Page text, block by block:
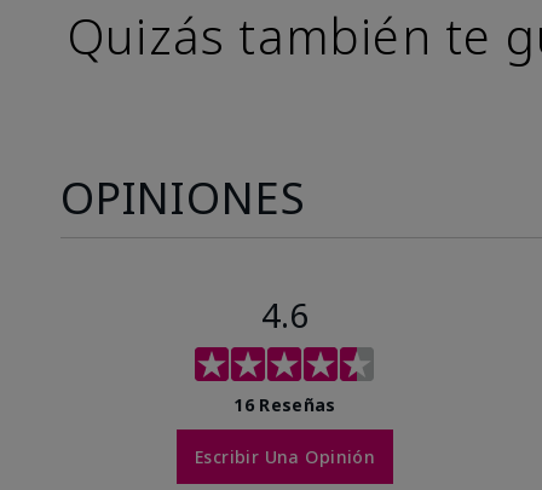
Quizás también te
OPINIONES
4.6
16 Reseñas
Escribir Una Opinión